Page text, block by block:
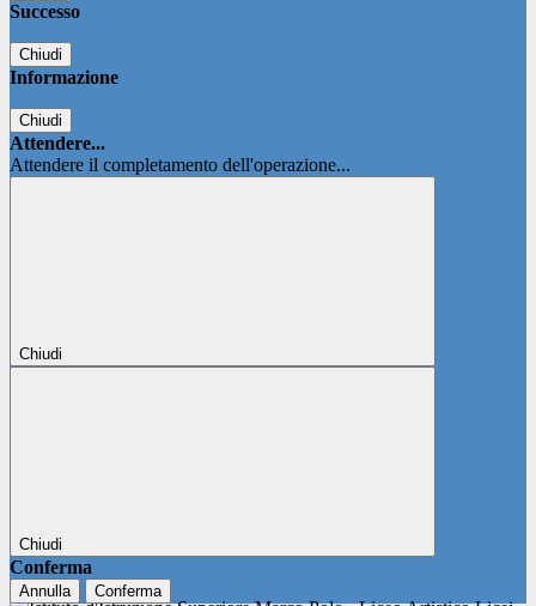
Successo
Chiudi
Informazione
Chiudi
Attendere...
Attendere il completamento dell'operazione...
Chiudi
Chiudi
Conferma
Annulla Conferma